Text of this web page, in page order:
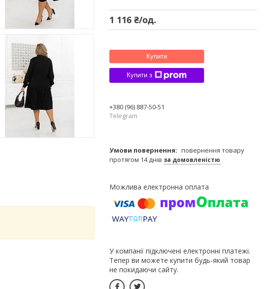
1 116 ₴/од.
Купити
Купити з
+380 (96) 887-50-51
Telegram
повернення товару
протягом 14 днів за домовленістю
У компанії підключені електронні платежі.
Тепер ви можете купити будь-який товар
не покидаючи сайту.